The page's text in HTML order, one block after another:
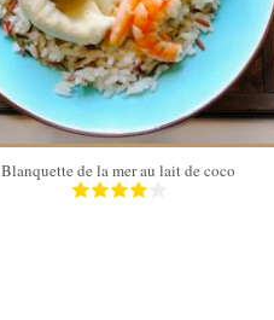
Blanquette de la mer au lait de coco